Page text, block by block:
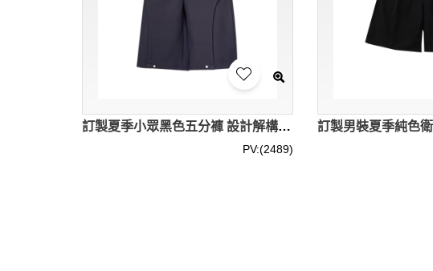
訂製夏季小眾黑色五分褲 設計解構立體機械金屬扣西褲 男短褲直筒 寬鬆痞帥五分褲潮 SKSP072
PV:(2489)